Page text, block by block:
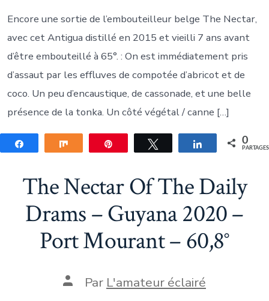
Encore une sortie de l’embouteilleur belge The Nectar,
avec cet Antigua distillé en 2015 et vieilli 7 ans avant
d’être embouteillé à 65°. : On est immédiatement pris
d’assaut par les effluves de compotée d’abricot et de
coco. Un peu d’encaustique, de cassonade, et une belle
présence de la tonka. Un côté végétal / canne […]
Partagez Partagez Tweetez Partagez 0
PARTAGES
The Nectar Of The Daily
Drams – Guyana 2020 –
Port Mourant – 60,8°
Auteur
Par L'amateur éclairé